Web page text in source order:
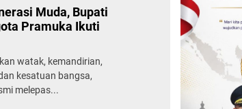
Muda, Bupati
Pramuka Ikuti
watak, kemandirian,
kesatuan bangsa,
melepas...